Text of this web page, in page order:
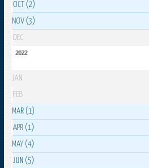
OCT (2)
NOV (3)
DEC
2022
JAN
FEB
MAR (1)
APR (1)
MAY (4)
JUN (5)